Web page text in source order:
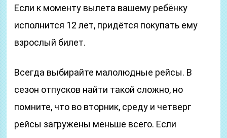
Если к моменту вылета вашему ребёнку
исполнится 12 лет, придётся покупать ему
взрослый билет.
Всегда выбирайте малолюдные рейсы. В
сезон отпусков найти такой сложно, но
помните, что во вторник, среду и четверг
рейсы загружены меньше всего. Если